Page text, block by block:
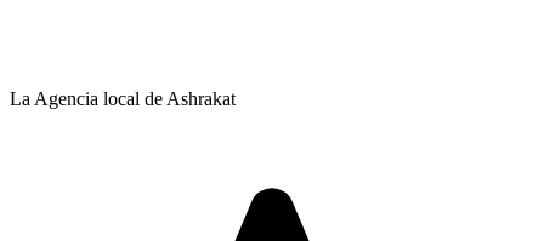
La Agencia local de Ashrakat